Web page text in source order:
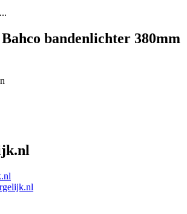
bandenlichter 380mm